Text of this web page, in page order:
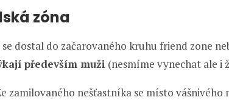
zóna
dostal do začarovaného kruhu friend zone
především muži (nesmíme vynechat ale i
zamilovaného nešťastníka se místo vášnivého